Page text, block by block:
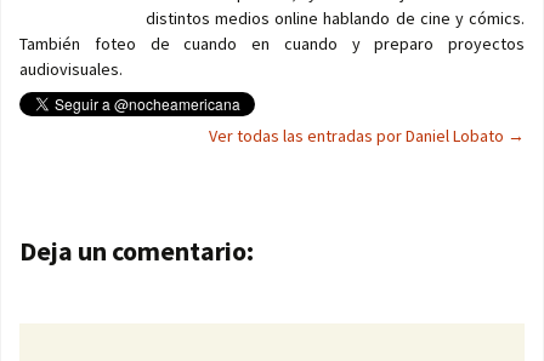
distintos medios online hablando de cine y cómics.
También foteo de cuando en cuando y preparo proyectos
audiovisuales.
Ver todas las entradas por Daniel Lobato →
Navegación de entradas
Deja un comentario: